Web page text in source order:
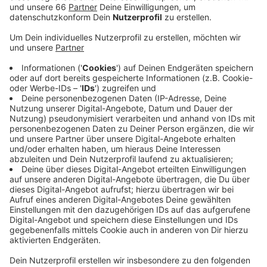
Mindestabstand von 1,50 Meter zwischen zwei
Menschen wegen parkender Autos nicht
eingehalten werden kann.
Veröffentlicht:Dienstag, 09.06.2020 16:09
Anzeige
Die Stadt hatte das Gehwegparken in den Jahren 2008
bis 2011 Schritt für Schritt erlaubt. Jetzt diskutieren
die Politiker im Rathaus, ob diese Regelung
überarbeitet werden muss. Im Antrag von SPD und
Grünen heißt es: Das Gehwegparken müssen mit Blick
auf die Pandemieeindämmung schnell
zurückgenommen werden. Die Stadt möchte die
Regelung jetzt in den Sommerferien überprüfen - das
wiederum dauert den Grünen zu lange. Die CDU sagt,
dort wo es zu wenig Parkplätze gibt, ist